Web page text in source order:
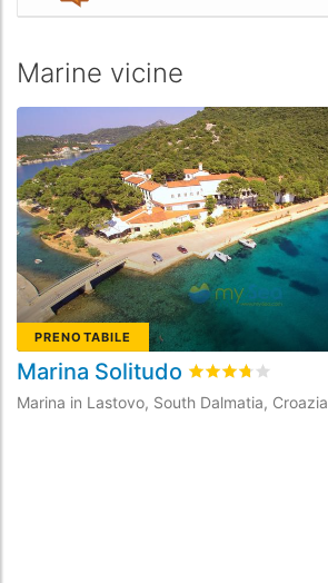
Marine vicine
PRENOTABILE
Marina Solitudo Valutato3.7
Marina in Lastovo, South Dalmatia, Croazia